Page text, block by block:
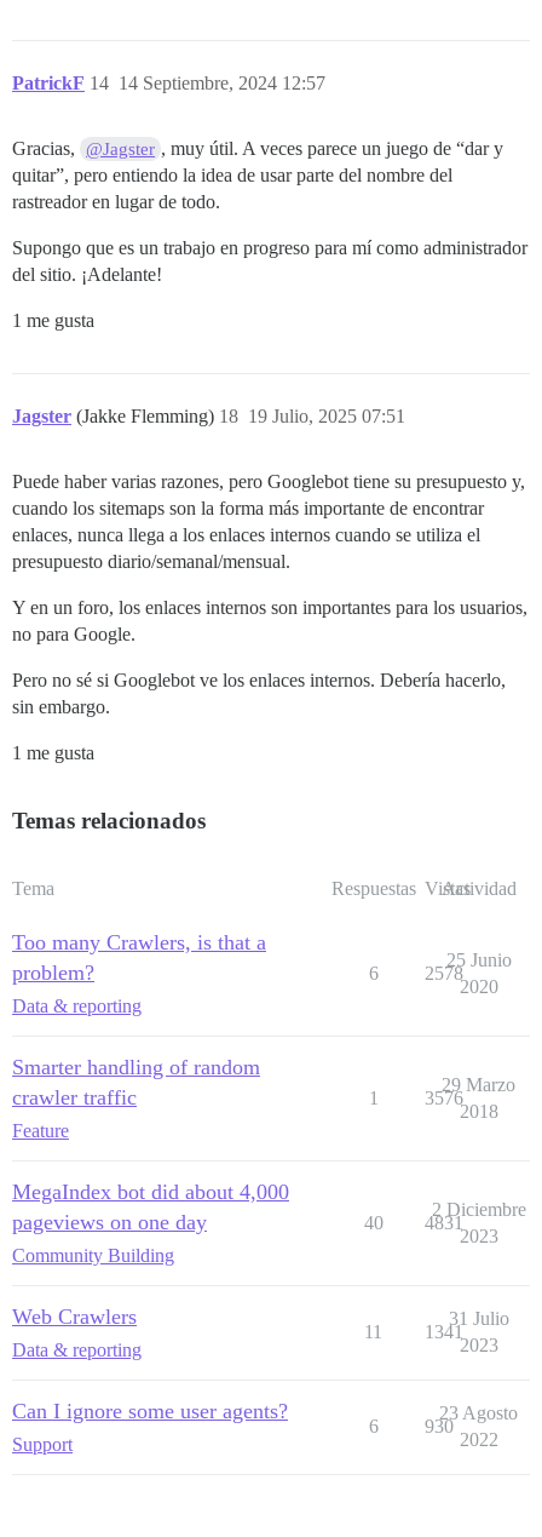
PatrickF 14 Septiembre, 2024 12:57
14
Gracias, @Jagster , muy útil. A veces parece un juego de “dar y
quitar”, pero entiendo la idea de usar parte del nombre del
rastreador en lugar de todo.
Supongo que es un trabajo en progreso para mí como administrador
del sitio. ¡Adelante!
1 me gusta
Jagster (Jakke Flemming) 19 Julio, 2025 07:51
18
Puede haber varias razones, pero Googlebot tiene su presupuesto y,
cuando los sitemaps son la forma más importante de encontrar
enlaces, nunca llega a los enlaces internos cuando se utiliza el
presupuesto diario/semanal/mensual.
Y en un foro, los enlaces internos son importantes para los usuarios,
no para Google.
Pero no sé si Googlebot ve los enlaces internos. Debería hacerlo,
sin embargo.
1 me gusta
Temas relacionados
Tema Respuestas Vistas
Actividad
Too many Crawlers, is that a
problem?
Data & reporting
6 2578
25 Junio
2020
Smarter handling of random
crawler traffic
Feature
1 3576
29 Marzo
2018
MegaIndex bot did about 4,000
pageviews on one day
Community Building
40 4831
2 Diciembre
2023
Web Crawlers
Data & reporting
11 1341
31 Julio
2023
Can I ignore some user agents?
Support
6 930
23 Agosto
2022